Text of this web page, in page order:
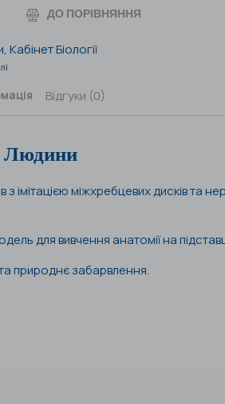
ДО ПОРІВНЯННЯ
, Кабінет Біології
Відгуки (0)
Людини
імітацією міжхребцевих дисків та
для вивчення анатомії на
природнє забарвлення.